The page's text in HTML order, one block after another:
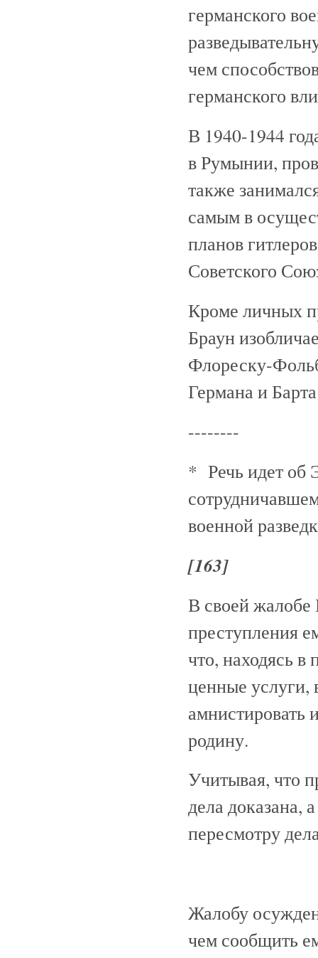
германского
чем
германского
В 1940-1944
в Румынии,
также
самым в
планов
Советского
Кроме личных
Браун
Флореску-
Германа и
--------
* Речь идет об
военной
[163]
В своей жалобе
преступления
что, находясь в
ценные услуги,
амнистировать
родину.
Учитывая, что
дела доказана,
пересмотру
Жалобу
чем сообщить